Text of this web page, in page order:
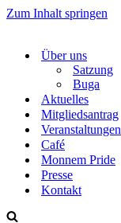
Zum Inhalt springen
Über uns
Satzung
Buga
Aktuelles
Mitgliedsantrag
Veranstaltungen
Café
Monnem Pride
Presse
Kontakt